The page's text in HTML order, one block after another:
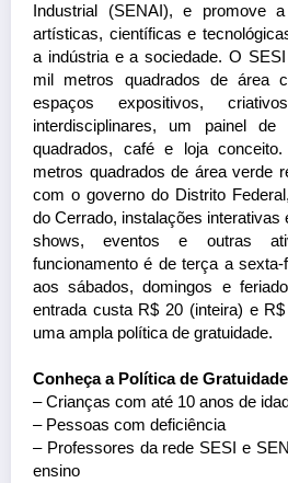
Industrial (SENAI), e promove
artísticas, científicas e
a indústria e a sociedade. O SESI
mil metros quadrados de área
espaços expositivos,
interdisciplinares, um painel
quadrados, café e loja
metros quadrados de área verde
com o governo do Distrito
do Cerrado, instalações interativas
shows, eventos e outras
funcionamento é de terça a
aos sábados, domingos e
entrada custa R$ 20 (inteira) e
uma ampla política de gratuidade.
Conheça a Política de
– Crianças com até 10 anos de
– Pessoas com deficiência
– Professores da rede SESI e
ensino